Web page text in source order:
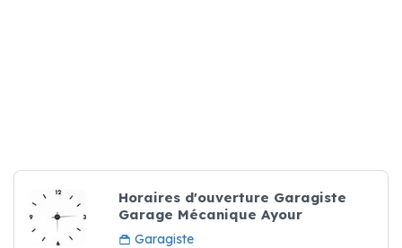
Horaires d'ouverture Garagiste
Garage Mécanique Ayour
Garagiste